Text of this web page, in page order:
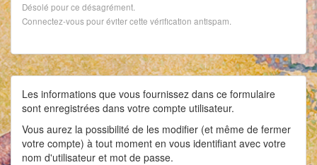
Désolé pour ce désagrément.
Connectez-vous pour éviter cette vérification antispam.
Les informations que vous fournissez dans ce formulaire
sont enregistrées dans votre compte utilisateur.
Vous aurez la possibilité de les modifier (et même de fermer
votre compte) à tout moment en vous identifiant avec votre
nom d'utilisateur et mot de passe.